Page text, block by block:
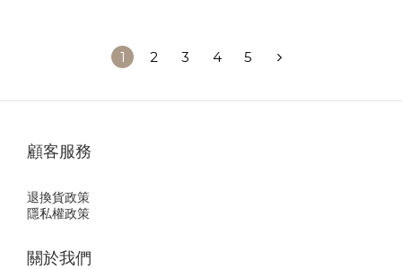
1 2 3 4 5
顧客服務
退換貨政策
隱私權政策
關於我們